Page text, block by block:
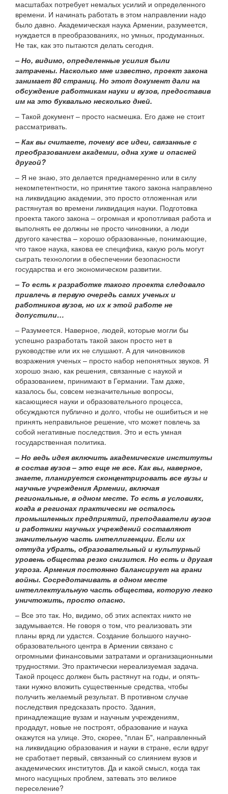
масштабах потребует немалых усилий и определенного
времени. И начинать работать в этом направлении надо
было давно. Академическая наука Армении, разумеется,
нуждается в преобразованиях, но умных, продуманных.
Не так, как это пытаются делать сегодня.
– Но, видимо, определенные усилия были
затрачены. Насколько мне известно, проект закона
занимает 80 страниц. Но этот документ дали на
обсуждение работникам науки и вузов, предоставив
им на это буквально несколько дней.
– Такой документ – просто насмешка. Его даже не стоит
рассматривать.
– Как вы считаете, почему все идеи, связанные с
преобразованием академии, одна хуже и опасней
другой?
– Я не знаю, это делается преднамеренно или в силу
некомпетентности, но принятие такого закона направлено
на ликвидацию академии, это просто отложенная или
растянутая во времени ликвидация науки. Подготовка
проекта такого закона – огромная и кропотливая работа и
выполнять ее должны не просто чиновники, а люди
другого качества – хорошо образованные, понимающие,
что такое наука, какова ее специфика, какую роль могут
сыграть технологии в обеспечении безопасности
государства и его экономическом развитии.
– То есть к разработке такого проекта следовало
привлечь в первую очередь самих ученых и
работников вузов, но их к этой работе не
допустили…
– Разумеется. Наверное, людей, которые могли бы
успешно разработать такой закон просто нет в
руководстве или их не слушают. А для чиновников
возражения ученых – просто набор непонятных звуков. Я
хорошо знаю, как решения, связанные с наукой и
образованием, принимают в Германии. Там даже,
казалось бы, совсем незначительные вопросы,
касающиеся науки и образовательного процесса,
обсуждаются публично и долго, чтобы не ошибиться и не
принять неправильное решение, что может повлечь за
собой негативные последствия. Это и есть умная
государственная политика.
– Но ведь идея включить академические институты
в состав вузов – это еще не все. Как вы, наверное,
знаете, планируется сконцентрировать все вузы и
научные учреждения Армении, включая
региональные, в одном месте. То есть в условиях,
когда в регионах практически не осталось
промышленных предприятий, преподаватели вузов
и работники научных учреждений составляют
значительную часть интеллигенции. Если их
оттуда убрать, образовательный и культурный
уровень общества резко снизится. Но есть и другая
угроза. Армения постоянно балансирует на грани
войны. Сосредотачивать в одном месте
интеллектуальную часть общества, которую легко
уничтожить, просто опасно.
– Все это так. Но, видимо, об этих аспектах никто не
задумывается. Не говоря о том, что реализовать эти
планы вряд ли удастся. Создание большого научно-
образовательного центра в Армении связано с
огромными финансовыми затратами и организационными
трудностями. Это практически нереализуемая задача.
Такой процесс должен быть растянут на годы, и опять-
таки нужно вложить существенные средства, чтобы
получить желаемый результат. В противном случае
последствия предсказать просто. Здания,
принадлежащие вузам и научным учреждениям,
продадут, новые не построят, образование и наука
окажутся на улице. Это, скорее, "план Б", направленный
на ликвидацию образования и науки в стране, если вдруг
не сработает первый, связанный со слиянием вузов и
академических институтов. Да и какой смысл, когда так
много насущных проблем, затевать это великое
переселение?